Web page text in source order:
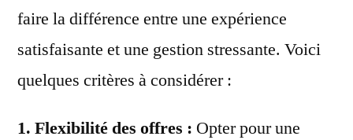
faire la différence entre une expérience
satisfaisante et une gestion stressante. Voici
quelques critères à considérer :
1. Flexibilité des offres : Opter pour une